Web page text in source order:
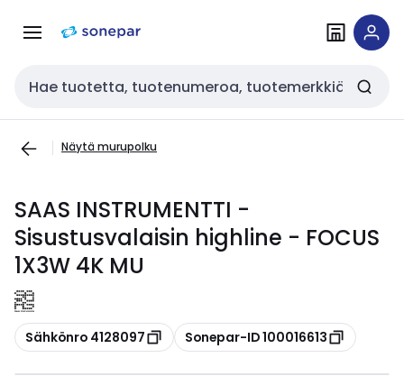
navigointiinsisältöön
Haku
Näytä murupolku
SAAS INSTRUMENTTI -
Sisustusvalaisin highline - FOCUS
1X3W 4K MU
Kopioi
Sähkönro 4128097 Kopioi
Sonepar-ID 100016613